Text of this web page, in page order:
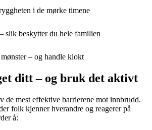
i de mørke timene
slik beskytter du hele familien
– og handle klokt
ditt – og bruk det aktivt
de mest effektive barrierene mot innbrudd.
folk kjenner hverandre og reagerer på
å: